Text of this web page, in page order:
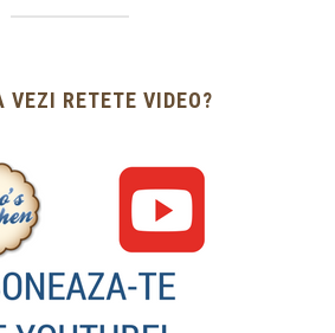
VEZI RETETE VIDEO?